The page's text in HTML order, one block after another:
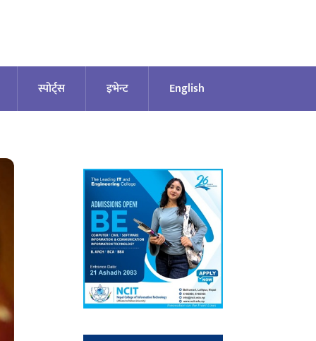
स्पोर्ट्स इभेन्ट English